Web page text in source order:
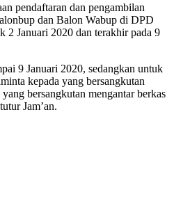
pendaftaran dan pengambilan
dan Balon Wabup di DPD
2 Januari 2020 dan terakhir pada 9
9 Januari 2020, sedangkan untuk
kepada yang bersangkutan
bersangkutan mengantar berkas
Jam’an.